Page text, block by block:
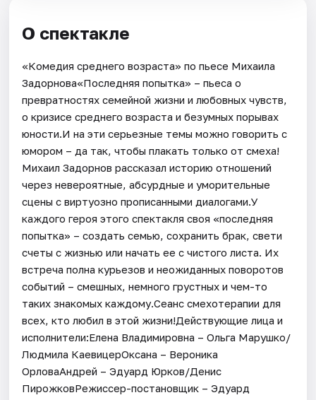
О спектакле
«Комедия среднего возраста» по пьесе Михаила
Задорнова«Последняя попытка» – пьеса о
превратностях семейной жизни и любовных чувств,
о кризисе среднего возраста и безумных порывах
юности.И на эти серьезные темы можно говорить с
юмором – да так, чтобы плакать только от смеха!
Михаил Задорнов рассказал историю отношений
через невероятные, абсурдные и уморительные
сцены с виртуозно прописанными диалогами.У
каждого героя этого спектакля своя «последняя
попытка» – создать семью, сохранить брак, свети
счеты с жизнью или начать ее с чистого листа. Их
встреча полна курьезов и неожиданных поворотов
событий – смешных, немного грустных и чем-то
таких знакомых каждому.Сеанс смехотерапии для
всех, кто любил в этой жизни!Действующие лица и
исполнители:Елена Владимировна – Ольга Марушко/
Людмила КаевицерОксана – Вероника
ОрловаАндрей – Эдуард Юрков/Денис
ПирожковРежиссер-постановщик – Эдуард